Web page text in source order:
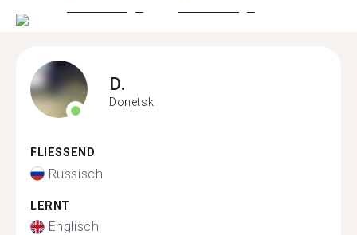
D.
Donetsk
FLIESSEND
Russisch
LERNT
Englisch